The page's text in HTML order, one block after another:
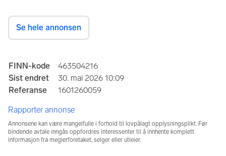
Prisantydning
Totalpris
2 143 640 kr
Omkostninger
Felleskost/mnd.
2 531 kr
6 005 kr per år
Hva er denne boligen solgt
Se hele annonsen
Annonseinformasjon
FINN-kode
463504216
Sist endret
30. mai 2026 10:09
Referanse
1601260059
Rapporter annonse
Annonsene kan være mangelfulle i forhold til lovpålagt opplysningsplikt. Før
bindende avtale inngås oppfordres interessenter til å innhente komplett
informasjon fra meglerforetaket, selger eller utleier.